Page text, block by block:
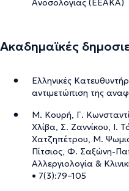
Ανοσολογίας (ΕΕΑΚΑ)
Ακαδημαϊκές
Ελληνικές
αντιμετώπιση της
Μ. Κουρή, Γ.
Χλίβα, Σ. Ζαννίκου, Ι.
Χατζηπέτρου, Μ.
Πίτσιος, Φ. Σαξώνη-
Αλλεργιολογία &
• 7(3):79–105